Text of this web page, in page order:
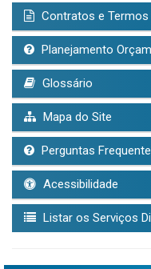
Contratos e
Planejamento
Glossário
Mapa do Site
Perguntas
Acessibilidade
Listar os Serviços